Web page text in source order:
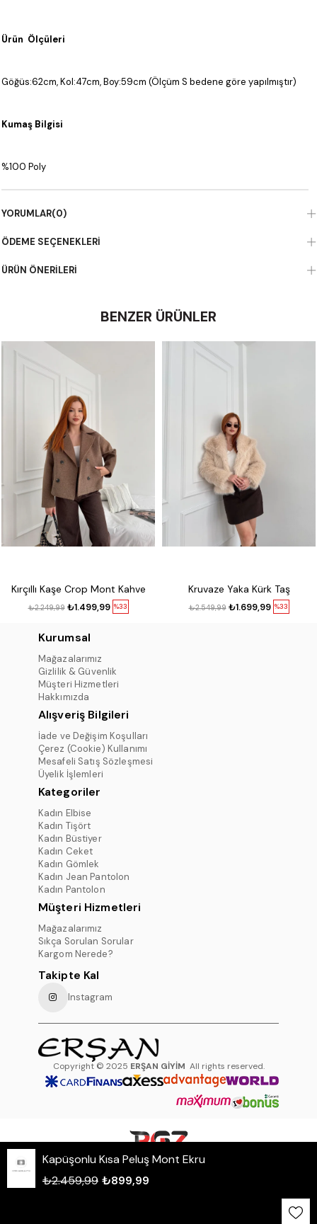
Ürün Ölçüleri
Göğüs:62cm, Kol:47cm, Boy:59cm (Ölçüm S bedene göre yapılmıştır)
Kumaş Bilgisi
%100 Poly
YORUMLAR(0)
ÖDEME SEÇENEKLERI
ÜRÜN ÖNERILERI
BENZER ÜRÜNLER
Kırçıllı Kaşe Crop Mont Kahve
%33
₺1.499,99
₺2.249,99
Kruvaze Yaka Kürk Taş
%33
₺1.699,99
₺2.549,99
Kurumsal
Mağazalarımız
Gizlilik & Güvenlik
Müşteri Hizmetleri
Hakkımızda
Alışveriş Bilgileri
İade ve Değişim Koşulları
Çerez (Cookie) Kullanımı
Mesafeli Satış Sözleşmesi
Üyelik İşlemleri
Kategoriler
Kadın Elbise
Kadın Tişört
Kadın Büstiyer
Kadın Ceket
Kadın Gömlek
Kadın Jean Pantolon
Kadın Pantolon
Müşteri Hizmetleri
Mağazalarımız
Sıkça Sorulan Sorular
Kargom Nerede?
Takipte Kal
Instagram
Copyright © 2025 ERŞAN GİYİM All rights reserved.
WHATSAPP DESTEK HATTI
Kapüşonlu Kısa Peluş Mont Ekru
₺2.459,99 ₺899,99